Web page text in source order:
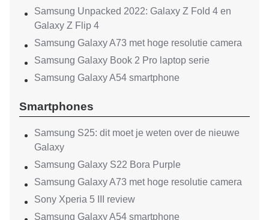
Samsung Unpacked 2022: Galaxy Z Fold 4 en
Galaxy Z Flip 4
Samsung Galaxy A73 met hoge resolutie camera
Samsung Galaxy Book 2 Pro laptop serie
Samsung Galaxy A54 smartphone
Smartphones
Samsung S25: dit moet je weten over de nieuwe
Galaxy
Samsung Galaxy S22 Bora Purple
Samsung Galaxy A73 met hoge resolutie camera
Sony Xperia 5 III review
Samsung Galaxy A54 smartphone